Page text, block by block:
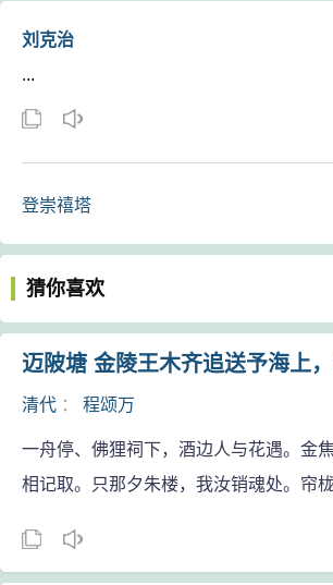
刘克治
...
登崇禧塔
猜你喜欢
迈陂塘 金陵王木齐追送予海上
清代 ： 程颂万
一舟停、佛狸祠下，酒边人与花遇。金
相记取。只那夕朱楼，我汝销魂处。帘